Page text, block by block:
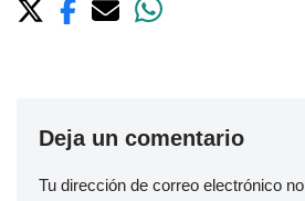
Deja un comentario
Tu dirección de correo electrónico